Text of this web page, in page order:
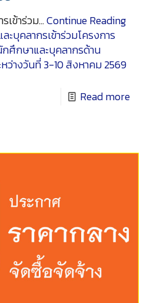
เข้าร่วม…Continue Reading
บุคลากรเข้าร่วมโครงการ
กษาและบุคลากรด้าน
หว่างวันที่ 3-10 สิงหาคม 2569
Read more